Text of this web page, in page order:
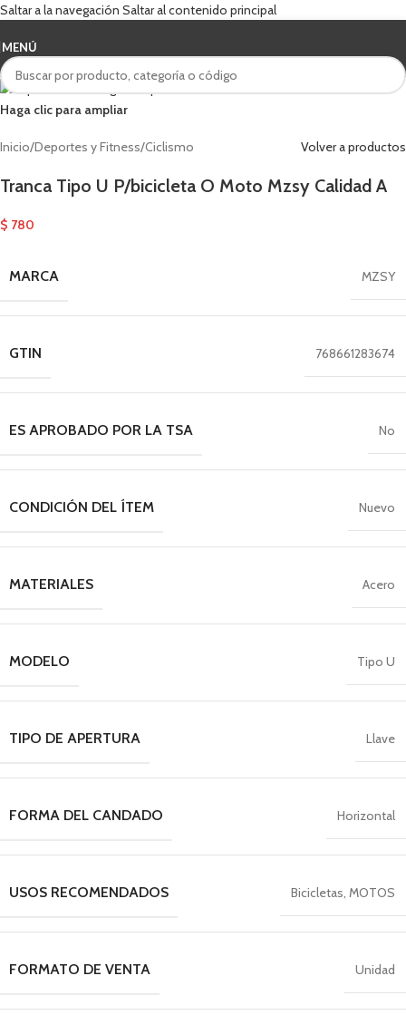
Saltar a la navegación Saltar al contenido principal
MENÚ
Haga clic para ampliar
Inicio/Deportes y Fitness/Ciclismo Volver a productos
Tranca Tipo U P/bicicleta O Moto Mzsy Calidad A
$ 780
MARCA MZSY
GTIN 768661283674
ES APROBADO POR LA TSA No
CONDICIÓN DEL ÍTEM Nuevo
MATERIALES Acero
MODELO Tipo U
TIPO DE APERTURA Llave
FORMA DEL CANDADO Horizontal
USOS RECOMENDADOS Bicicletas MOTOS
FORMATO DE VENTA Unidad